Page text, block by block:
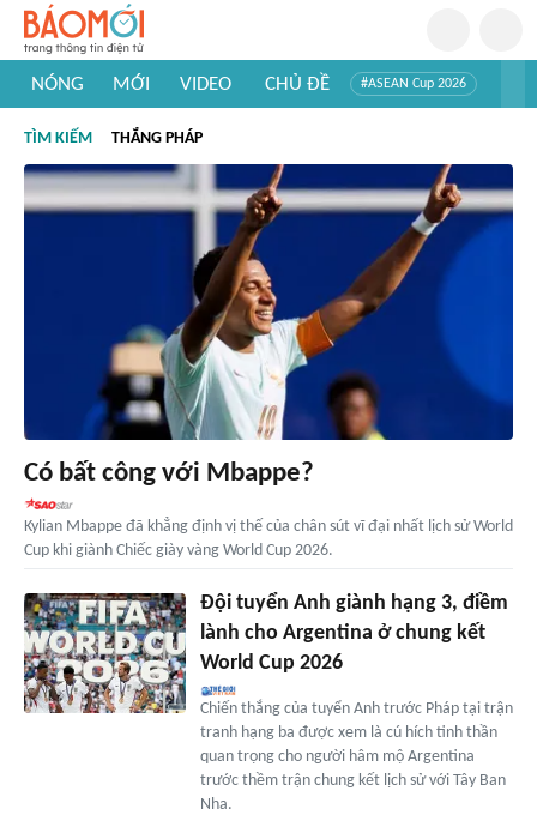
NÓNG MỚI VIDEO CHỦ ĐỀ #ASEAN Cup 2026
#Khám phá thế giới
TÌM KIẾM THẮNG PHÁP
Có bất công với Mbappe?
Kylian Mbappe đã khẳng định vị thế của chân sút vĩ đại nhất lịch sử World
Cup khi giành Chiếc giày vàng World Cup 2026.
Đội tuyển Anh giành hạng 3, điềm
lành cho Argentina ở chung kết
World Cup 2026
Chiến thắng của tuyển Anh trước Pháp tại trận
tranh hạng ba được xem là cú hích tinh thần
quan trọng cho người hâm mộ Argentina
trước thềm trận chung kết lịch sử với Tây Ban
Nha.